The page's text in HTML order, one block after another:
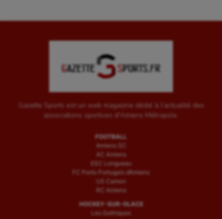
Gazette Sports est un web magazine dédié à l'actualité des
associations sportives d'Amiens Métropole.
FOOTBALL
Amiens SC
AC Amiens
ESC Longueau
FC Porto Portugais d’Amiens
US Camon
RC Amiens
HOCKEY-SUR-GLACE
Les Gothiques